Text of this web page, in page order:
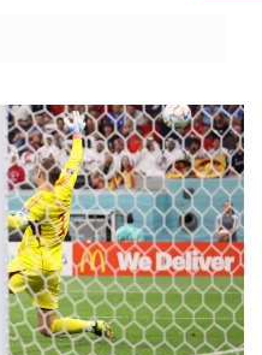
Bénin :
Aliko